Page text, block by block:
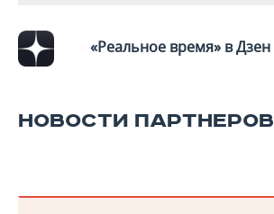
«Реальное время» в Дзен
НОВОСТИ ПАРТНЕРОВ